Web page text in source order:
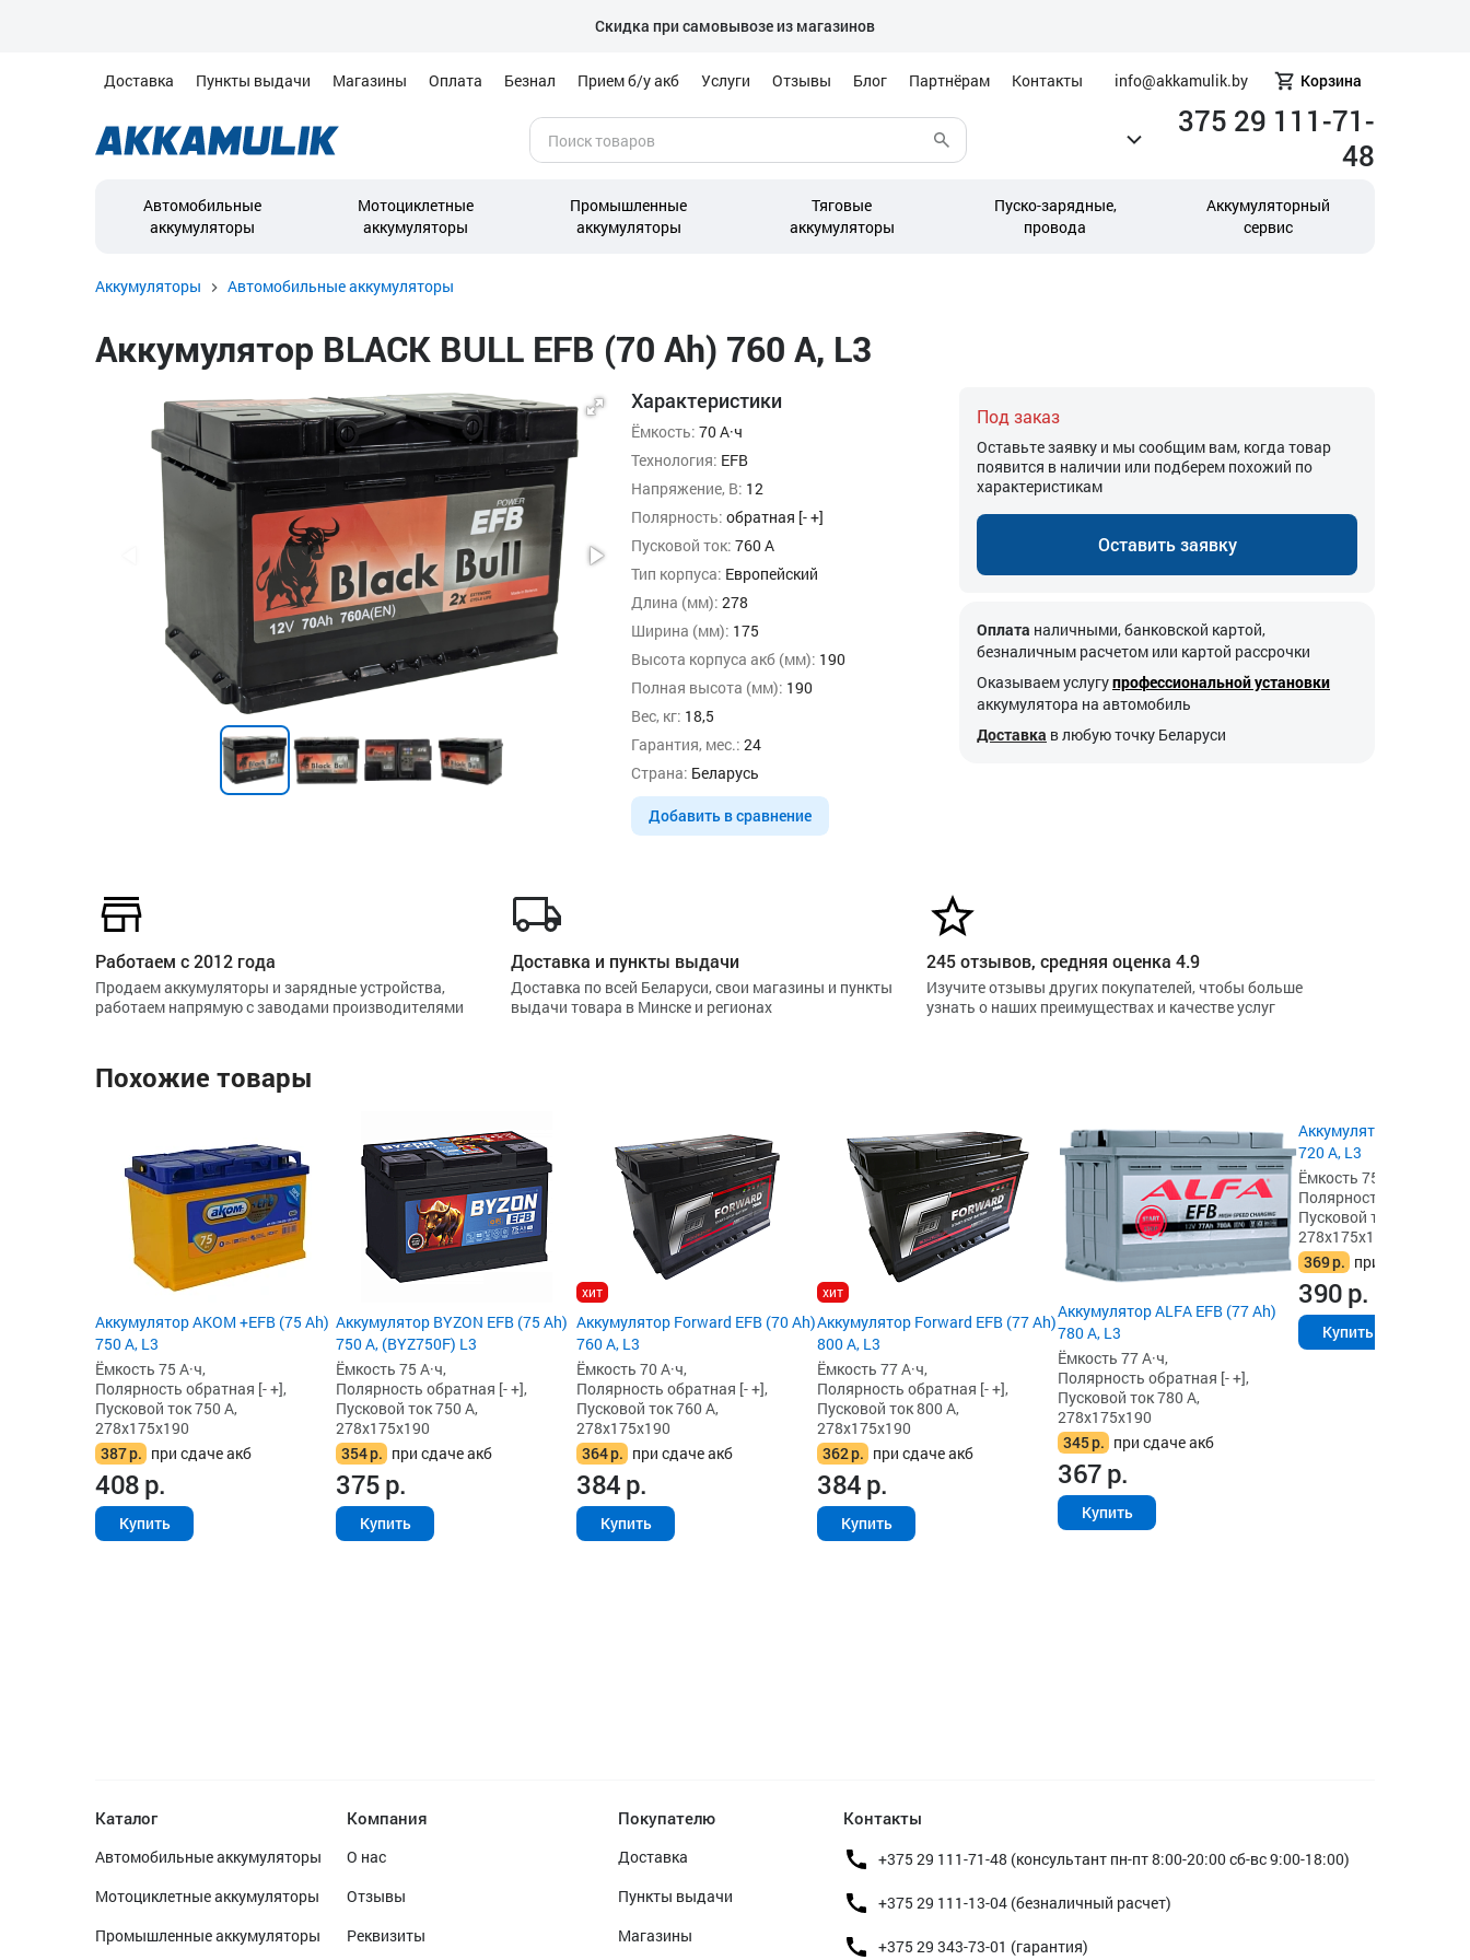
Скидка при самовывозе из магазинов
Доставка Пункты выдачи Магазины Оплата Безнал Прием б/у акб Услуги Отзывы Блог Партнёрам Контакты info@akkamulik.by Корзина
375 29 111-71-
48
Автомобильные
аккумуляторы
Мотоциклетные
аккумуляторы
Промышленные
аккумуляторы
Тяговые
аккумуляторы
Пуско-зарядные,
провода
Аккумуляторный
сервис
Аккумуляторы Автомобильные аккумуляторы
Аккумулятор BLACK BULL EFB (70 Ah) 760 А, L3
Характеристики
Ёмкость: 70 А·ч
Технология: EFB
Напряжение, В: 12
Полярность: обратная [- +]
Пусковой ток: 760 А
Тип корпуса: Европейский
Длина (мм): 278
Ширина (мм): 175
Высота корпуса акб (мм): 190
Полная высота (мм): 190
Вес, кг: 18,5
Гарантия, мес.: 24
Страна: Беларусь
Добавить в сравнение
Под заказ
Оставьте заявку и мы сообщим вам, когда товар
появится в наличии или подберем похожий по
характеристикам
Оставить заявку
Оплата наличными, банковской картой,
безналичным расчетом или картой рассрочки
Оказываем услугупрофессиональной установки
аккумулятора на автомобиль
Доставка в любую точку Беларуси
Работаем с 2012 года
Продаем аккумуляторы и зарядные устройства,
работаем напрямую с заводами производителями
Доставка и пункты выдачи
Доставка по всей Беларуси, свои магазины и пункты
выдачи товара в Минске и регионах
245 отзывов, средняя оценка 4.9
Изучите отзывы других покупателей, чтобы больше
узнать о наших преимуществах и качестве услуг
Похожие товары
Аккумулятор AKOM +EFB (75 Ah)
750 А, L3
Ёмкость 75 А·ч,
Полярность обратная [- +],
Пусковой ток 750 А,
278x175x190
387р. при сдаче акб
408р.
Купить
Аккумулятор BYZON EFB (75 Ah)
750 А, (BYZ750F) L3
Ёмкость 75 А·ч,
Полярность обратная [- +],
Пусковой ток 750 А,
278x175x190
354р. при сдаче акб
375р.
Купить
хит
Аккумулятор Forward EFB (70 Ah)
760 А, L3
Ёмкость 70 А·ч,
Полярность обратная [- +],
Пусковой ток 760 А,
278x175x190
364р. при сдаче акб
384р.
Купить
хит
Аккумулятор Forward EFB (77 Ah)
800 А, L3
Ёмкость 77 А·ч,
Полярность обратная [- +],
Пусковой ток 800 А,
278x175x190
362р. при сдаче акб
384р.
Купить
Аккумулятор ALFA EFB (77 Ah)
780 А, L3
Ёмкость 77 А·ч,
Полярность обратная [- +],
Пусковой ток 780 А,
278x175x190
345р. при сдаче акб
367р.
Купить
Аккумулятор E-
720 А, L3
Ёмкость 75 А·ч,
Полярность обратная
Пусковой ток 720 А,
278x175x190
369р. при сдаче акб
390р.
Купить
Каталог
Автомобильные аккумуляторы
Мотоциклетные аккумуляторы
Промышленные аккумуляторы
Компания
О нас
Отзывы
Реквизиты
Покупателю
Доставка
Пункты выдачи
Магазины
Контакты
+375 29 111-71-48 (консультант пн-пт 8:00-20:00 сб-вс 9:00-18:00)
+375 29 111-13-04 (безналичный расчет)
+375 29 343-73-01 (гарантия)